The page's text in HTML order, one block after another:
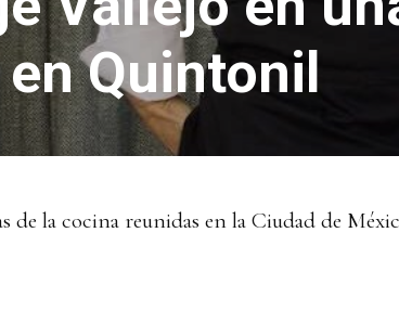
Quintonil
de la cocina reunidas en la Ciudad de